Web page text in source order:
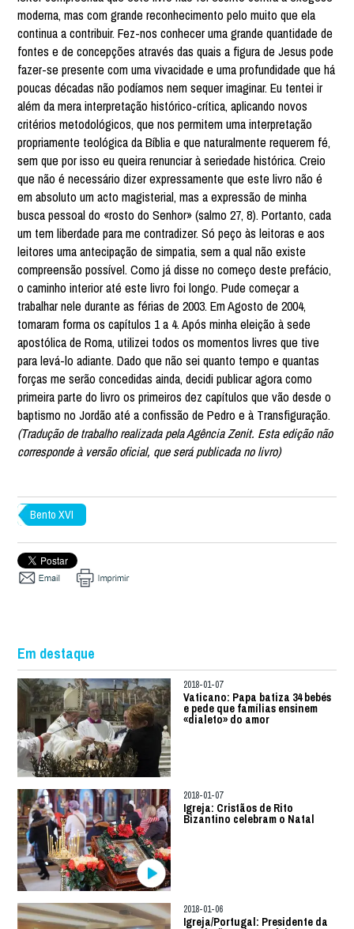
moderna, mas com grande reconhecimento pelo muito que ela
continua a contribuir. Fez-nos conhecer uma grande quantidade de
fontes e de concepções através das quais a figura de Jesus pode
fazer-se presente com uma vivacidade e uma profundidade que há
poucas décadas não podíamos nem sequer imaginar. Eu tentei ir
além da mera interpretação histórico-crítica, aplicando novos
critérios metodológicos, que nos permitem uma interpretação
propriamente teológica da Bíblia e que naturalmente requerem fé,
sem que por isso eu queira renunciar à seriedade histórica. Creio
que não é necessário dizer expressamente que este livro não é
em absoluto um acto magisterial, mas a expressão de minha
busca pessoal do «rosto do Senhor» (salmo 27, 8). Portanto, cada
um tem liberdade para me contradizer. Só peço às leitoras e aos
leitores uma antecipação de simpatia, sem a qual não existe
compreensão possível. Como já disse no começo deste prefácio,
o caminho interior até este livro foi longo. Pude começar a
trabalhar nele durante as férias de 2003. Em Agosto de 2004,
tomaram forma os capítulos 1 a 4. Após minha eleição à sede
apostólica de Roma, utilizei todos os momentos livres que tive
para levá-lo adiante. Dado que não sei quanto tempo e quantas
forças me serão concedidas ainda, decidi publicar agora como
primeira parte do livro os primeiros dez capítulos que vão desde o
baptismo no Jordão até a confissão de Pedro e à Transfiguração.
(Tradução de trabalho realizada pela Agência Zenit. Esta edição não
corresponde à versão oficial, que será publicada no livro)
Bento XVI
Em destaque
2018-01-07
Vaticano: Papa batiza 34 bebés
e pede que famílias ensinem
«dialeto» do amor
2018-01-07
Igreja: Cristãos de Rito
Bizantino celebram o Natal
2018-01-06
Igreja/Portugal: Presidente da